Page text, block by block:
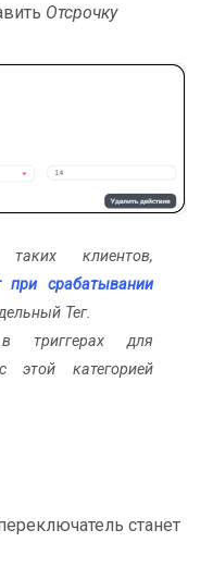
Отсрочку
клиентов,
при срабатывании
Тег.
триггерах для
этой категорией
станет